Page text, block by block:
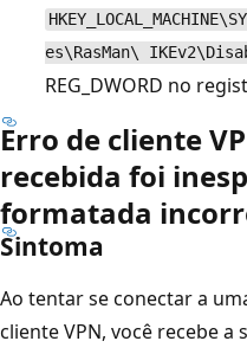
es\RasMan\
REG_DWORD no
Erro de cliente
recebida foi
formatada
Sintoma
Ao tentar se conectar a
cliente VPN, você recebe